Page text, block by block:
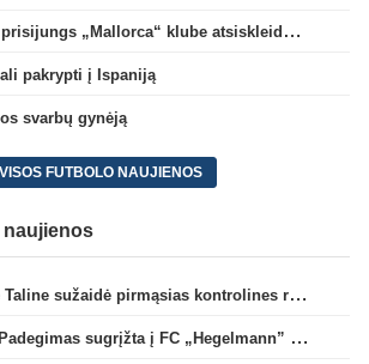
Prie „Club Brugge“ prisijungs „Mallorca“ klube atsiskleidęs J. Virgili
pakrypti į Ispaniją
svarbų gynėją
VISOS FUTBOLO NAUJIENOS
Vaikinų U15 rinktinė Taline sužaidė pirmąsias kontrolines rungtynes
Kristupas–Algirdas Padegimas sugrįžta į FC „Hegelmann” B sudėtį